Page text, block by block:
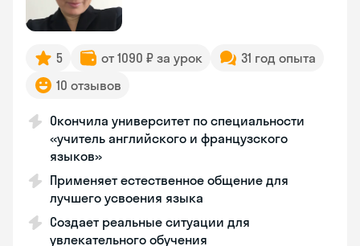
5 от 1090 ₽ за урок
31 год опыта
10 отзывов
Окончила университет по специальности
«учитель английского и французского
языков»
Применяет естественное общение для
лучшего усвоения языка
Создает реальные ситуации для
увлекательного обучения